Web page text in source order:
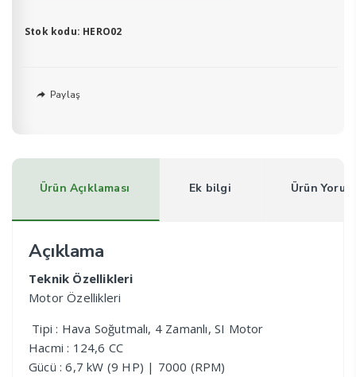
Stok kodu: HERO02
Paylaş
Ürün Açıklaması Ek bilgi Ürün
Açıklama
Teknik Özellikleri
Motor Özellikleri
Tipi : Hava Soğutmalı, 4 Zamanlı, SI Motor
Hacmi : 124,6 CC
Gücü : 6,7 kW (9 HP) | 7000 (RPM)